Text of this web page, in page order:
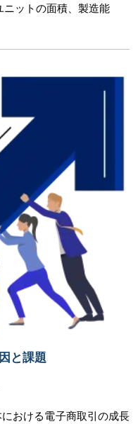
ットの面積、製造能
と課題
における電子商取引の成長